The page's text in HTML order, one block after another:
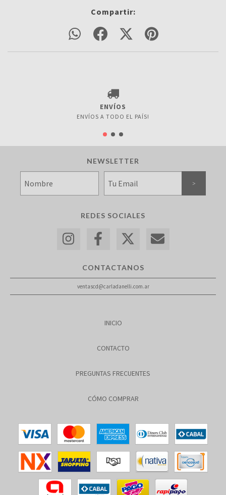
Compartir:
ENVÍOS
ENVÍOS A TODO EL PAÍS!
NEWSLETTER
REDES SOCIALES
CONTACTANOS
ventascd@carladanelli.com.ar
INICIO
CONTACTO
PREGUNTAS FRECUENTES
CÓMO COMPRAR